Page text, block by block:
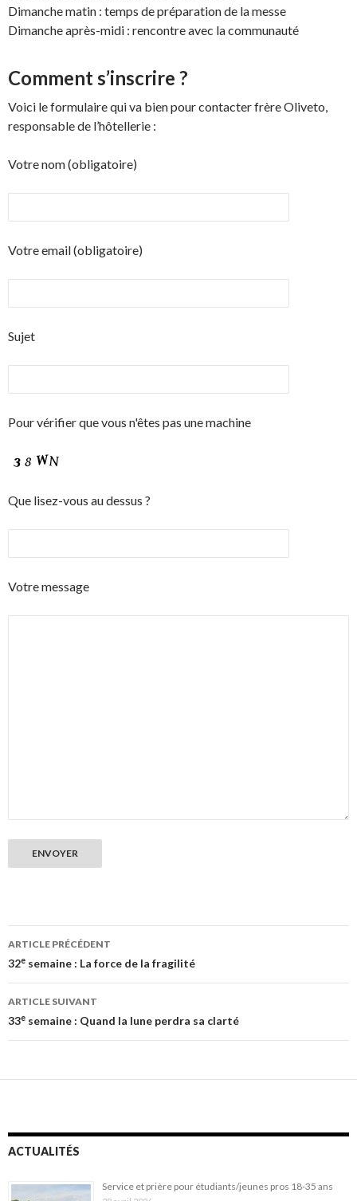
Dimanche matin : temps de préparation de la messe
Dimanche après-midi : rencontre avec la communauté
Comment s’inscrire ?
Voici le formulaire qui va bien pour contacter frère Oliveto,
responsable de l’hôtellerie :
Votre nom (obligatoire)
Votre email (obligatoire)
Sujet
Pour vérifier que vous n'êtes pas une machine
Que lisez-vous au dessus ?
Votre message
Navigation
des
articles
ARTICLE PRÉCÉDENT
32e semaine : La force de la fragilité
ARTICLE SUIVANT
33e semaine : Quand la lune perdra sa clarté
ACTUALITÉS
Service et prière pour étudiants/jeunes pros 18-35 ans